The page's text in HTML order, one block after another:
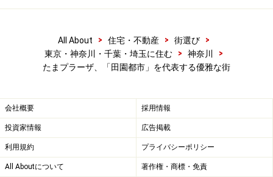
り商店街などの並ぶ商店街も。女性に人気の街だけに駅
服の店、おいしいパン屋さん、ケーキ屋さんもあれこ
れ。リフレクソロジーやゲルマニウム温浴など美容に気
を使う女性向きの店が多いのも、この街らしい感じで
逆に少ない、あるいはないのは、サラ金にパチンコ屋さ
んやゲームセンター、ファミレスなど。地元では「安い
食べ物屋さんがない」「一人暮らし向きの定食屋さんが
All About > 住宅・不動産 > 街選び
>
東京・神奈川・千葉・埼玉に住む
> 神奈川
>
たまプラーザ、「田園都市」を代表する優雅な街
会社概要 採用情報
投資家情報 広告掲載
利用規約 プライバシーポリシー
All Aboutについて 著作権・商標・免責